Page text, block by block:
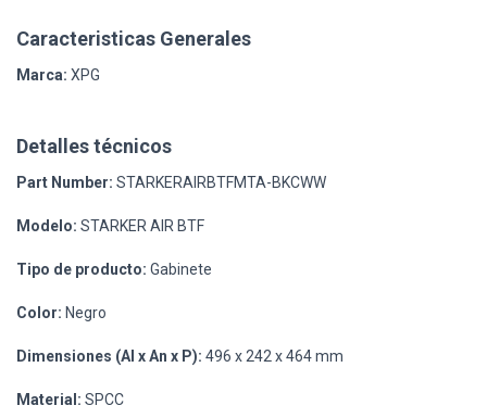
Caracteristicas Generales
Marca: XPG
Detalles técnicos
Part Number: STARKERAIRBTFMTA-BKCWW
Modelo: STARKER AIR BTF
Tipo de producto: Gabinete
Color: Negro
Dimensiones (Al x An x P): 496 x 242 x 464 mm
Material: SPCC